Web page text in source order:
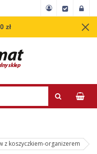
zł
Wpisz minimum
z koszyczkiem-organizerem